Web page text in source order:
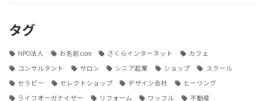
タグ
NPO法人 お名前.com さくらインターネット カフェ
コンサルタント サロン シニア起業 ショップ スクール
セラピー セレクトショップ デザイン会社 ヒーリング
ライフオーガナイザー リフォーム ワッフル 不動産